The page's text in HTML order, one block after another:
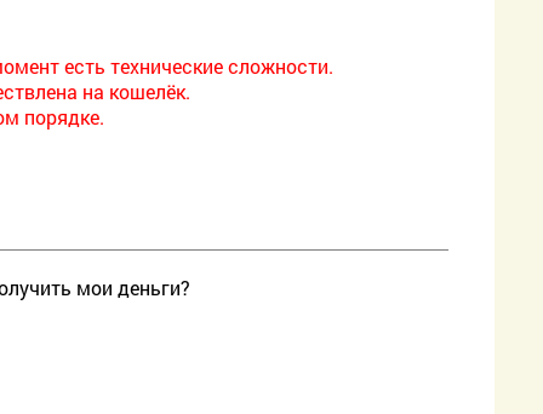
есть технические сложности.
на кошелёк.
порядке.
мои деньги?